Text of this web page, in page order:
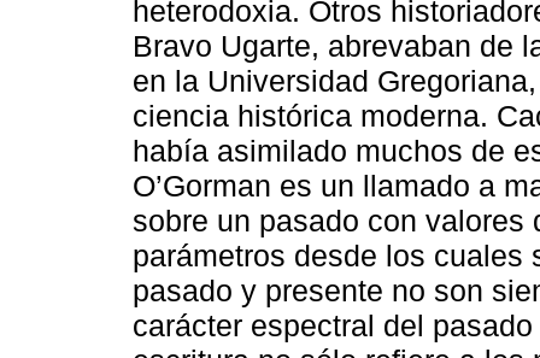
heterodoxia. Otros
Bravo Ugarte, abrevaban de
en la Universidad
ciencia histórica moderna.
había asimilado muchos de
O’Gorman es un llamado a
sobre un pasado con
parámetros desde los cuales
pasado y presente no son
carácter espectral del